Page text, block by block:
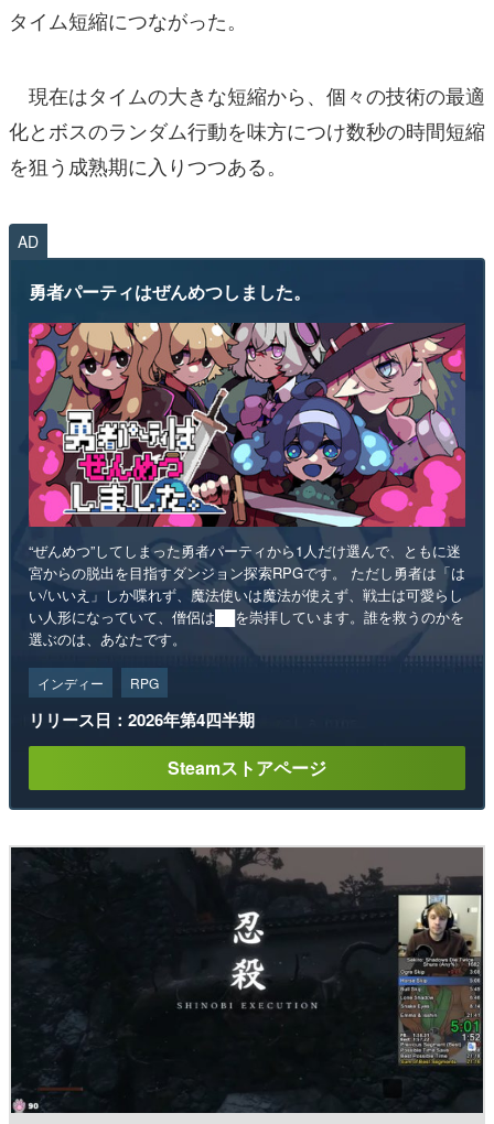
タイム短縮につながった。
現在はタイムの大きな短縮から、個々の技術の最適
化とボスのランダム行動を味方につけ数秒の時間短縮
を狙う成熟期に入りつつある。
AD
勇者パーティはぜんめつしました。
“ぜんめつ”してしまった勇者パーティから1人だけ選んで、ともに迷
宮からの脱出を目指すダンジョン探索RPGです。 ただし勇者は「は
い/いいえ」しか喋れず、魔法使いは魔法が使えず、戦士は可愛らし
い人形になっていて、僧侶は██を崇拝しています。誰を救うのかを
選ぶのは、あなたです。
インディー RPG
リリース日：2026年第4四半期
Steamストアページ